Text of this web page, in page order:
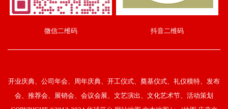
微信二维码 抖音二维码
开业庆典、公司年会、周年庆典、开工仪式、奠基仪式、礼仪模特、发布
会、推荐会、展销会、会议会展、文艺演出、文化艺术节、活动策划